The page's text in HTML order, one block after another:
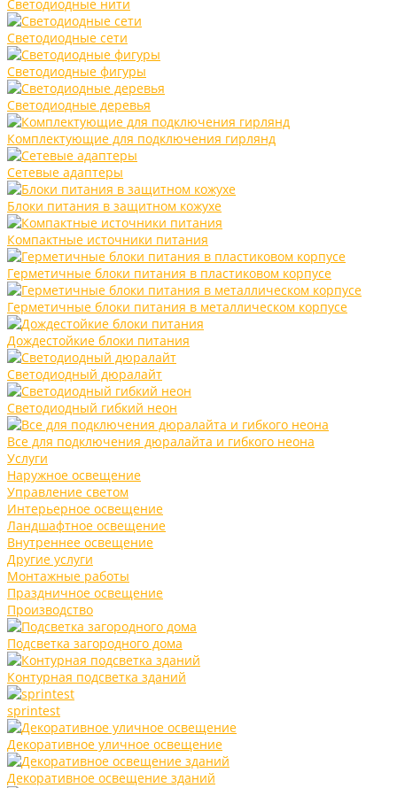
Светодиодные нити
Светодиодные сети
Светодиодные фигуры
Светодиодные деревья
Комплектующие для подключения гирлянд
Сетевые адаптеры
Блоки питания в защитном кожухе
Компактные источники питания
Герметичные блоки питания в пластиковом корпусе
Герметичные блоки питания в металлическом корпусе
Дождестойкие блоки питания
Светодиодный дюралайт
Светодиодный гибкий неон
Все для подключения дюралайта и гибкого неона
Услуги
Наружное освещение
Управление светом
Интерьерное освещение
Ландшафтное освещение
Внутреннее освещение
Другие услуги
Монтажные работы
Праздничное освещение
Производство
Подсветка загородного дома
Контурная подсветка зданий
sprintest
Декоративное уличное освещение
Декоративное освещение зданий